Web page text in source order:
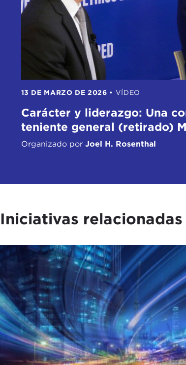
13 DE MARZO DE 2026 • VÍDEO
Carácter y liderazgo: Una
teniente general (retirado)
Organizado por Joel H. Rosenthal
Iniciativas relacionadas